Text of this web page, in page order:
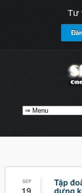
Tư
SEP Tập
dựng